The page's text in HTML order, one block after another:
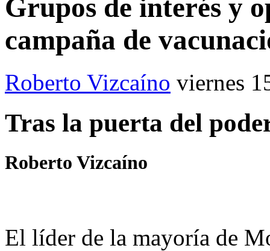
Grupos de interés y
campaña de
Roberto Vizcaíno viernes
Tras la puerta del
Roberto Vizcaíno
El líder de la mayoría de